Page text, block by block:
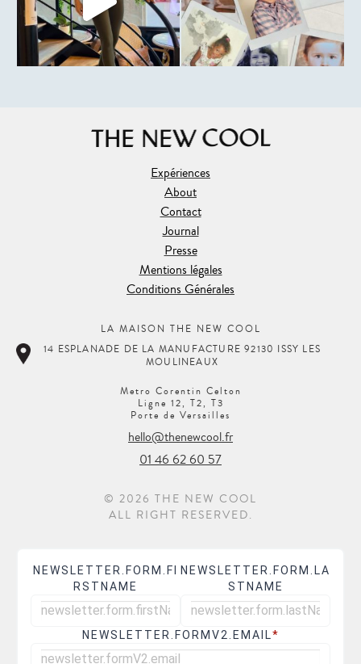
Expériences
About
Contact
Journal
Presse
Mentions légales
Conditions Générales
LA MAISON THE NEW COOL
14 ESPLANADE DE LA MANUFACTURE 92130 ISSY LES
MOULINEAUX
Metro Corentin Celton
Ligne 12, T2, T3
Porte de Versailles
hello@thenewcool.fr
01 46 62 60 57
© 2026 THE NEW COOL
ALL RIGHT RESERVED.
NEWSLETTER.FORM.FI
RSTNAME
NEWSLETTER.FORM.LA
STNAME
NEWSLETTER.FORMV2.EMAIL*